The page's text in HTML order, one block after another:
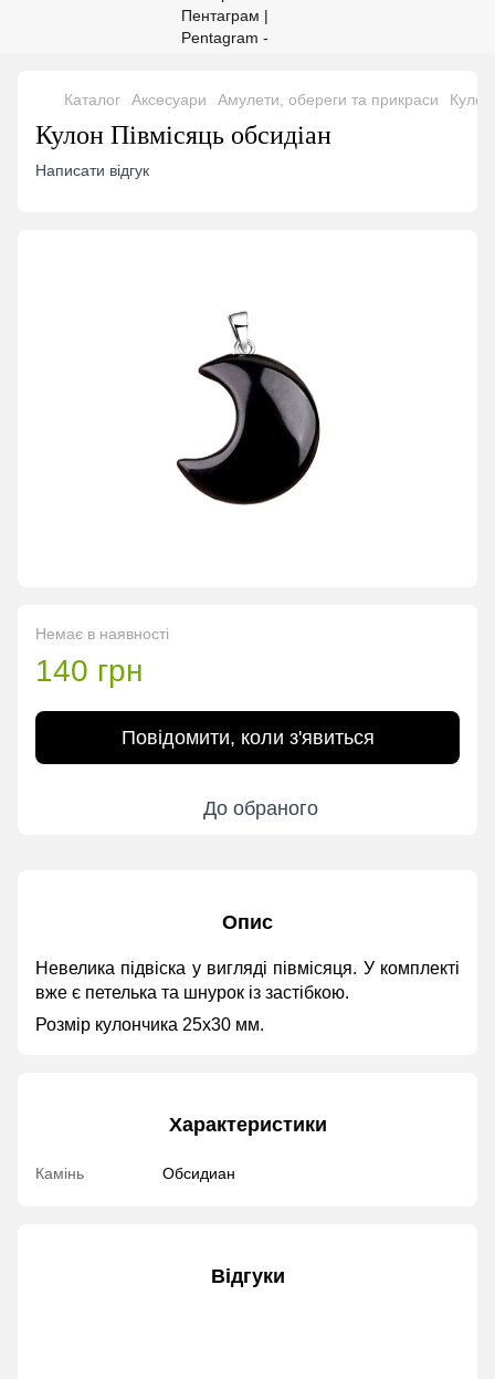
Каталог Аксесуари Амулети, обереги та прикраси Кулон
Кулон Півмісяць обсидіан
Написати відгук
Немає в наявності
140 грн
Повідомити, коли з'явиться
До обраного
Опис
Невелика підвіска у вигляді півмісяця. У комплекті
вже є петелька та шнурок із застібкою.
Розмір кулончика 25х30 мм.
Характеристики
Камінь Обсидиан
Відгуки